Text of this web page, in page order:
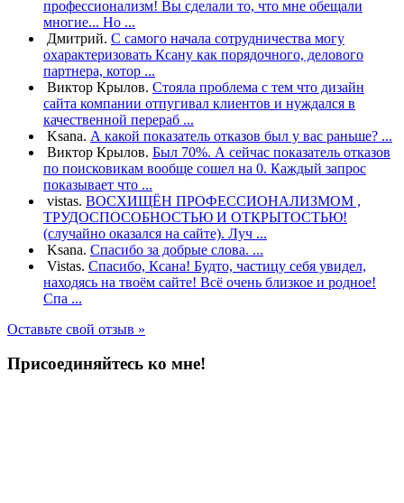
профессионализм! Вы сделали то, что мне обещали
многие... Но ...
Дмитрий. С самого начала сотрудничества могу
охарактеризовать Ксану как порядочного, делового
партнера, котор ...
Виктор Крылов. Стояла проблема с тем что дизайн
сайта компании отпугивал клиентов и нуждался в
качественной перераб ...
Ksana. А какой показатель отказов был у вас раньше? ...
Виктор Крылов. Был 70%. А сейчас показатель отказов
по поисковикам вообще сошел на 0. Каждый запрос
показывает что ...
vistas. ВОСХИЩЁН ПРОФЕССИОНАЛИЗМОМ ,
ТРУДОСПОСОБНОСТЬЮ И ОТКРЫТОСТЬЮ!
(случайно оказался на сайте). Луч ...
Ksana. Спасибо за добрые слова. ...
Vistas. Спасибо, Ксана! Будто, частицу себя увидел,
находясь на твоём сайте! Всё очень близкое и родное!
Спа ...
Оставьте свой отзыв »
Присоединяйтесь ко мне!